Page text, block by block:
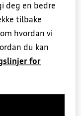
du til
.
deg en bedre
tilbake
hvordan vi
du kan
for